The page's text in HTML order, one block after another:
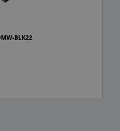
BLK22